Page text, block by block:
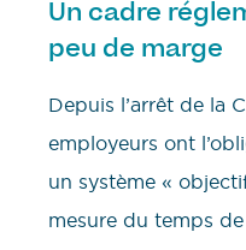
Un cadre
peu de marge
Depuis l’arrêt de la
employeurs ont
un système «
mesure du temps